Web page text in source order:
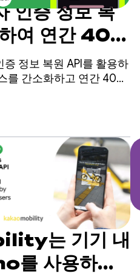
인증 정보 복
여 연간 400
인을 줄이는
정보 복원 API를 활용하
를 간소화하고 연간 400
사용자 유지율을 높였습
는 기기 내
사용하여